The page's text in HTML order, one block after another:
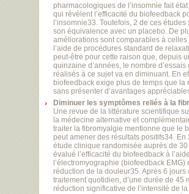
pharmacologiques de l’insomnie fait
qui révèlent l’efficacité du biofeedback
l’insomnie33. Toutefois, 2 de ces
son équivalence avec un placebo. De
améliorations sont comparables à
l’aide de procédures standard de
peut-être pour cette raison que, depuis
quinzaine d’années, le nombre d’essais
réalisés à ce sujet va en diminuant. En
biofeedback exige plus de temps que la
sans présenter d’avantages
Diminuer les symptômes reliés à la
Une revue de la littérature scientifique
la médecine alternative et
traiter la fibromyalgie mentionne que le
peut amener des résultats positifs34. En
étude clinique randomisée auprès de
évalué l’efficacité du biofeedback à
l’électromyographie (biofeedback EMG)
réduction de la douleur35. Après 6 jours
traitement quotidien, d’une durée de 45
réduction significative de l’intensité de